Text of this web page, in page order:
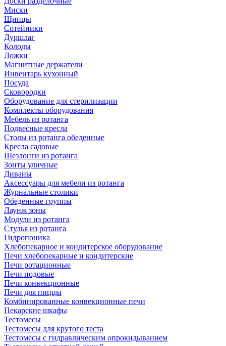
Миски
Щипцы
Сотейники
Дуршлаг
Колоды
Ложки
Магнитные держатели
Инвентарь кухонный
Посуда
Сковородки
Оборудование для стерилизации
Комплекты оборудования
Мебель из ротанга
Подвесные кресла
Столы из ротанга обеденные
Кресла садовые
Шезлонги из ротанга
Зонты уличные
Диваны
Аксессуары для мебели из ротанга
Журнальные столики
Обеденные группы
Лаунж зоны
Модули из ротанга
Стулья из ротанга
Гидропоника
Хлебопекарное и кондитерское оборудование
Печи хлебопекарные и кондитерские
Печи ротационные
Печи подовые
Печи конвекционные
Печи для пиццы
Комбинированные конвекционные печи
Пекарские шкафы
Тестомесы
Тестомесы для крутого теста
Тестомесы с гидравлическим опрокидыванием